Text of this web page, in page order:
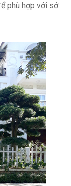
phù hợp với sở